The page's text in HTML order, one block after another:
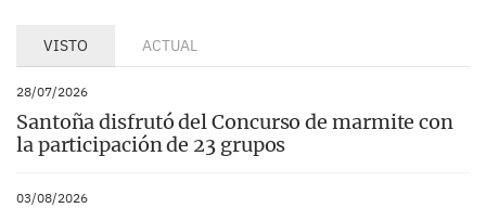
VISTO ACTUAL
28/07/2026
Santoña disfrutó del Concurso de marmite con
la participación de 23 grupos
03/08/2026